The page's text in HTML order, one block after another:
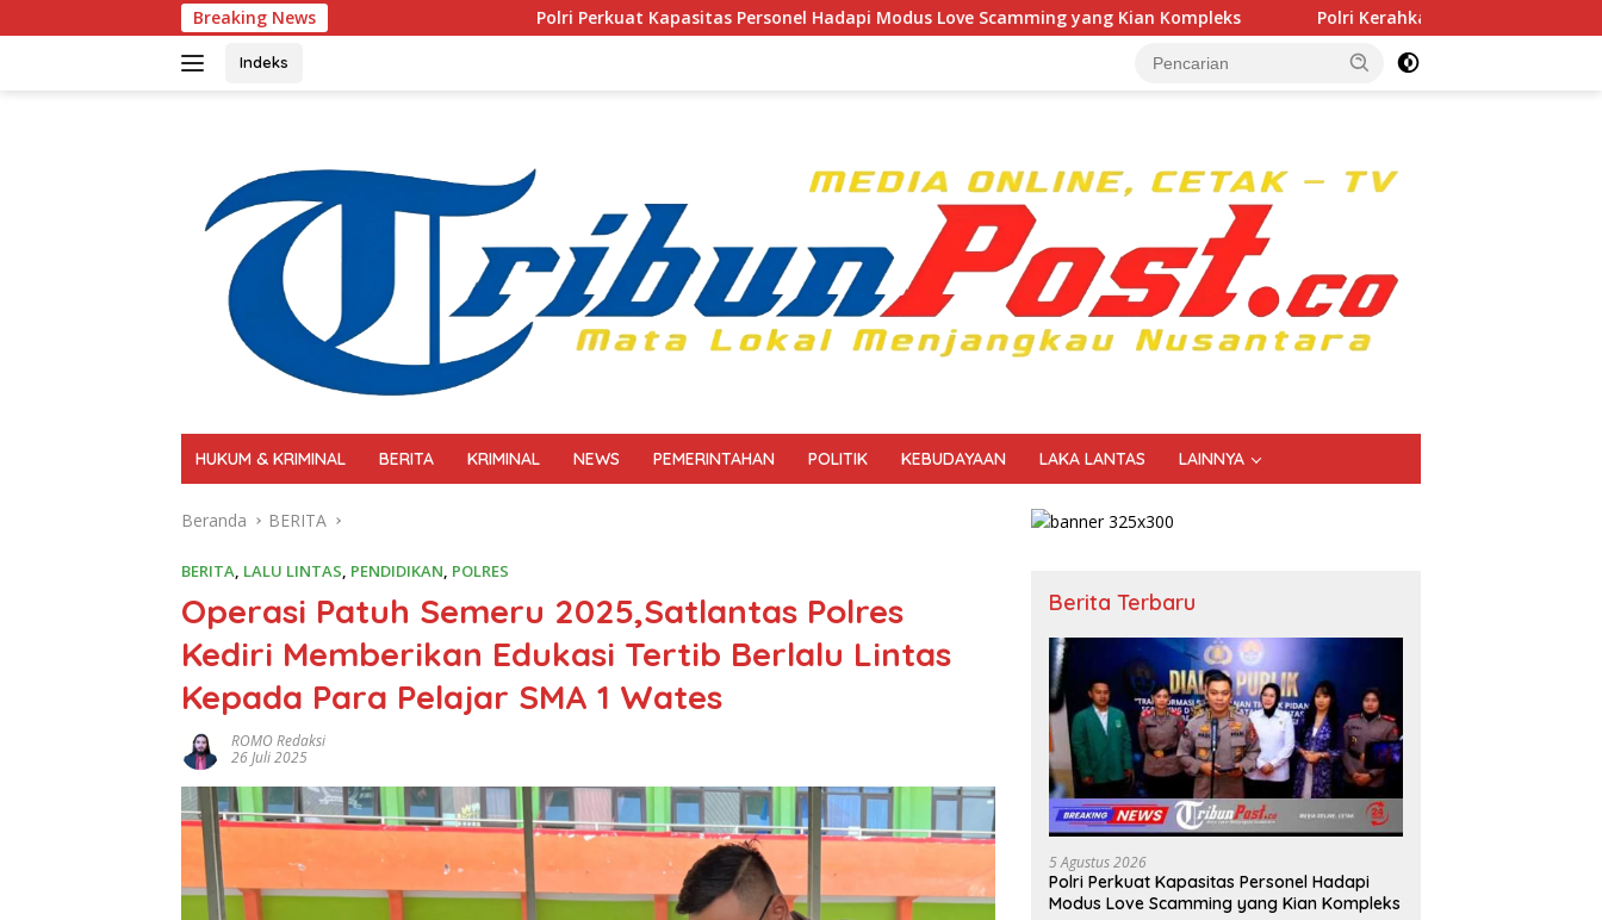
ke
Breaking NewsPolri Perkuat Kapasitas Personel Hadapi Modus Love Scamming yang Kian Kompleks Polri Kerahkan 372 Taruna Akpol Dampingi Siswa di 73
Indeks
HUKUM & KRIMINAL BERITA KRIMINAL NEWS PEMERINTAHAN POLITIK KEBUDAYAAN LAKA LANTAS LAINNYA
Beranda BERITA
BERITA, LALU LINTAS, PENDIDIKAN, POLRES
Operasi Patuh Semeru 2025,Satlantas Polres
Kediri Memberikan Edukasi Tertib Berlalu Lintas
Kepada Para Pelajar SMA 1 Wates
ROMO Redaksi
26 Juli 2025
Berita Terbaru
5 Agustus 2026
Polri Perkuat Kapasitas Personel Hadapi
Modus Love Scamming yang Kian Kompleks